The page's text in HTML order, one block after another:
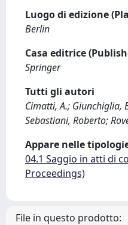
Luogo di edizione
Berlin
Casa editrice
Springer
Tutti gli autori
Cimatti, A.; Giunchiglia,
Sebastiani, Roberto;
Appare nelle
04.1 Saggio in atti di
Proceedings)
File in questo prodotto: